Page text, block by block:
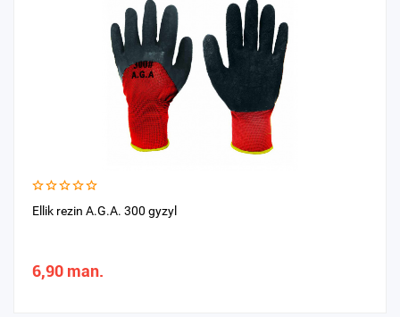
Ellik rezin A.G.A. 300 gyzyl
6,90 man.